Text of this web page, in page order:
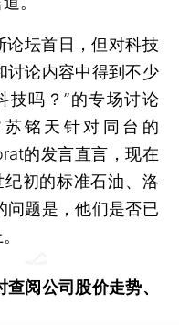
坛首日，但对科技
讨论内容中得到不少
技吗？”的专场讨论
铭天针对同台的
的发言直言，现在
初的标准石油、洛
问题是，他们是否已
查阅公司股价走势、